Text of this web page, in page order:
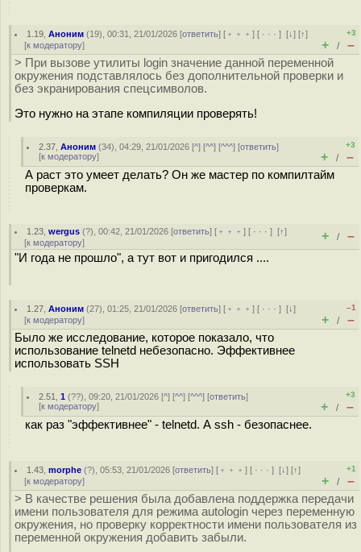
1.19 ,Аноним (19), 00:31, 21/01/2026 [ответить] [ ﹢﹢﹢] [ · · ·][↓] [↑]
[к модератору]
+3
+ / –
> При вызове утилиты login значение данной переменной
окружения подставлялось без дополнительной проверки и
без экранирования спецсимволов.
Это нужно на этапе компиляции проверять!
2.37 ,Аноним (34), 04:29, 21/01/2026 [^] [^^] [^^^] [ответить]
[к модератору]
+3
+ / –
А раст это умеет делать? Он же мастер по компилтайм
проверкам.
1.23 ,wergus (?), 00:42, 21/01/2026 [ответить] [ ﹢﹢﹢] [ · · ·][↑]
[к модератору] + / –
"И года не прошло", а тут вот и пригодился ....
1.27 ,Аноним (27), 01:25, 21/01/2026 [ответить] [ ﹢﹢﹢] [ · · ·][↓]
[к модератору]
–1
+ / –
Было же исследование, которое показало, что
использование telnetd небезопасно. Эффективнее
использовать SSH
2.51 ,1 (??), 09:20, 21/01/2026 [^] [^^] [^^^] [ответить]
[к модератору]
+3
+ / –
как раз "эффективнее" - telnetd. А ssh - безопаснее.
1.43 ,morphe (?), 05:53, 21/01/2026 [ответить] [ ﹢﹢﹢] [ · · ·][↓] [↑]
[к модератору]
+1
+ / –
> В качестве решения была добавлена поддержка передачи
имени пользователя для режима autologin через переменную
окружения, но проверку корректности имени пользователя из
переменной окружения добавить забыли.